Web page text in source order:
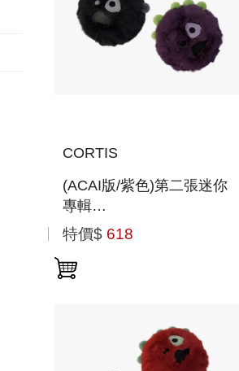
CORTIS
(ACAI版/紫色)第二張迷你
專輯
「GREENGREEN(CORTIS
BALL VER.)」 (韓國進口)
特價$ 618